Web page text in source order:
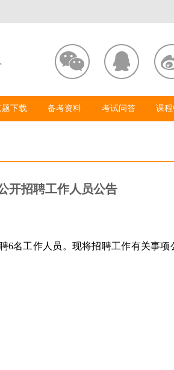
题下载 备考资料 考试问答 课
开招聘工作人员公告
6名工作人员。现将招聘工作有关事项